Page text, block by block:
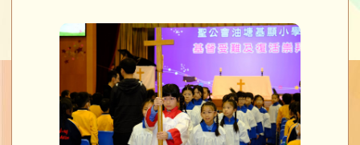
維也納藝術文化交流團
2026-03-28